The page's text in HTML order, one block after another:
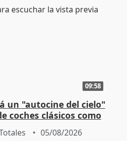
09:58
un "autocine del cielo"
coches clásicos como
05/08/2026